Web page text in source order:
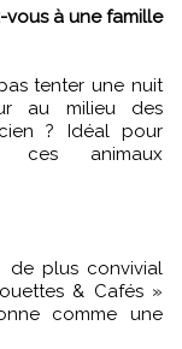
vous à une famille
tenter une nuit
au milieu des
? Idéal pour
ces animaux
de plus convivial
& Cafés »
comme une